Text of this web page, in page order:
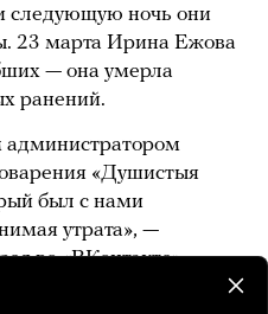
следующую ночь они
23 марта Ирина Ежова
— она умерла
ранений.
администратором
«Душистыя
был с нами
утрата», —
во «ВКонтакте».